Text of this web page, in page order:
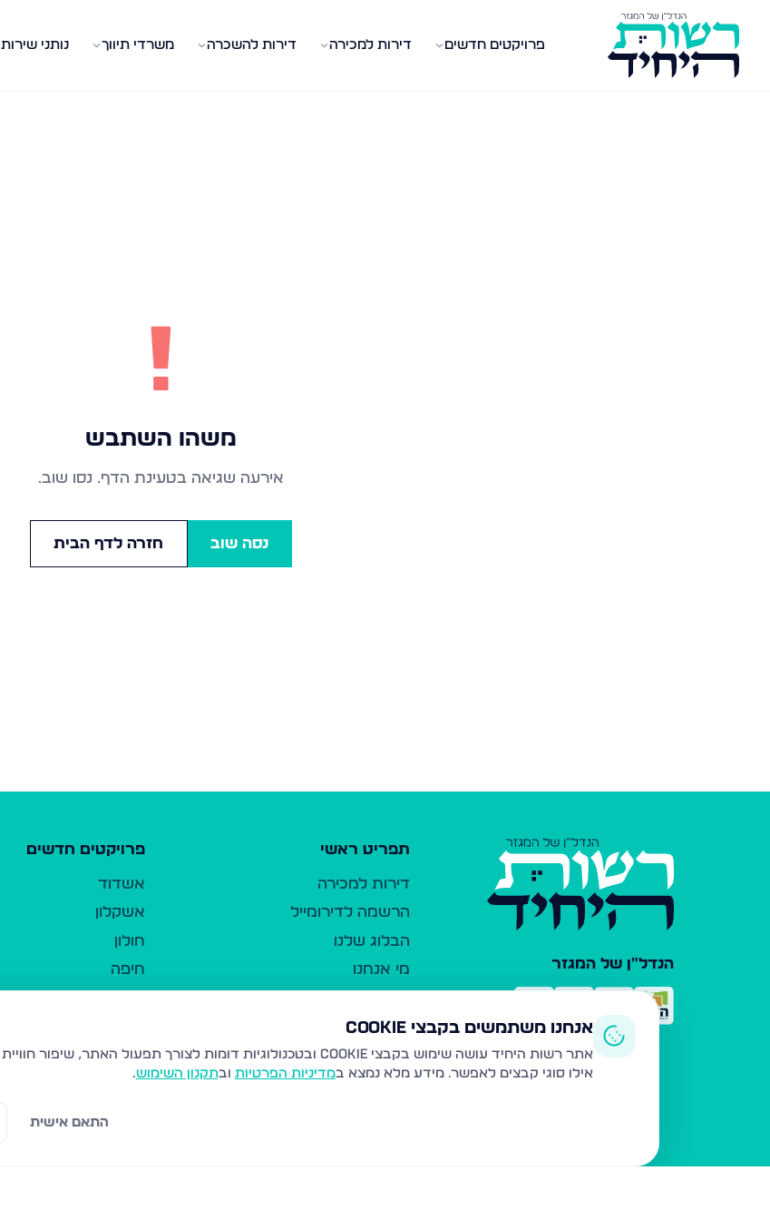
פרויקטים חדשים דירות למכירה דירות להשכרה משרדי תיווך נותני שירות
!
משהו השתבש
אירעה שגיאה בטעינת הדף. נסו שוב.
נסה שוב חזרה לדף הבית
הנדל"ן של המגזר
תפריט ראשי
דירות למכירה
הרשמה לדירומייל
הבלוג שלנו
מי אנחנו
כלי עזר
פרסום ברשות היחיד
משרדי תיווך
פרויקטים חדשים
אשדוד
אשקלון
חולון
חיפה
נהריה
עמנואל
אנחנו משתמשים בקבצי Cookie
אתר רשות היחיד עושה שימוש בקבצי Cookie ובטכנולוגיות דומות לצורך תפעול האתר, שיפור חוויית המשתמש, ניתוח שימוש ושיווק מותאם.
אילו סוגי קבצים לאפשר. מידע מלא נמצא במדיניות הפרטיות ובתקנון השימוש.
התאם אישית